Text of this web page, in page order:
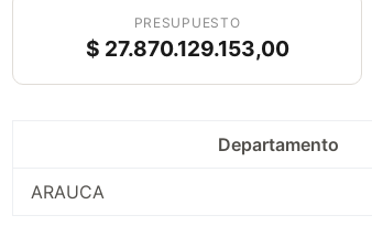
PRESUPUESTO
$ 27.870.129.153,00
Departamento
ARAUCA